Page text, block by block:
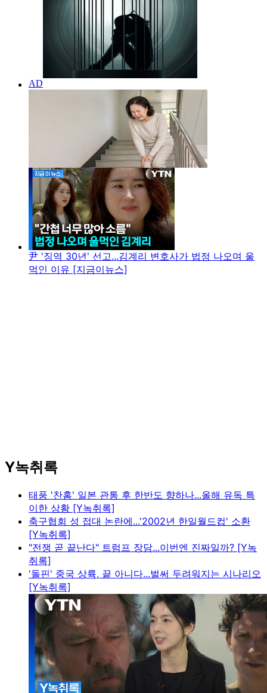
尹 '징역 30년' 선고...김계리 변호사가 법정 나오며 울
먹인 이유 [지금이뉴스]
Y녹취록
태풍 '찬홈' 일본 관통 후 한반도 향하나...올해 유독 특
이한 상황 [Y녹취록]
축구협회 성 접대 논란에...'2002년 한일월드컵' 소환
[Y녹취록]
"전쟁 곧 끝난다" 트럼프 장담...이번엔 진짜일까? [Y녹
취록]
'돌핀' 중국 상륙, 끝 아니다...벌써 두려워지는 시나리오
[Y녹취록]